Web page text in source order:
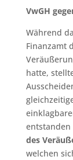
VwGH
Während
Finanzamt
hatte,
entstanden
des
welchen